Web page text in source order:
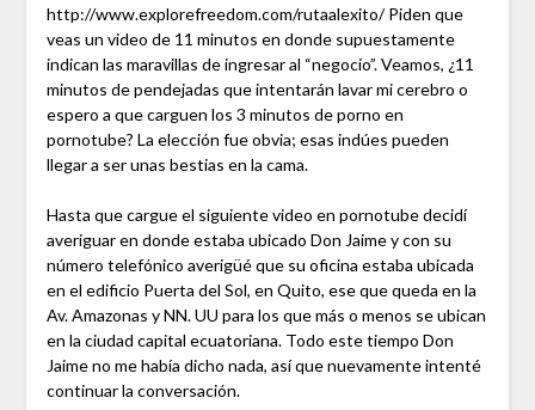
http://www.explorefreedom.com/rutaalexito/ Piden que
veas un video de 11 minutos en donde supuestamente
indican las maravillas de ingresar al “negocio”. Veamos, ¿11
minutos de pendejadas que intentarán lavar mi cerebro o
espero a que carguen los 3 minutos de porno en
pornotube? La elección fue obvia; esas indúes pueden
llegar a ser unas bestias en la cama.
Hasta que cargue el siguiente video en pornotube decidí
averiguar en donde estaba ubicado Don Jaime y con su
número telefónico averigüé que su oficina estaba ubicada
en el edificio Puerta del Sol, en Quito, ese que queda en la
Av. Amazonas y NN. UU para los que más o menos se ubican
en la ciudad capital ecuatoriana. Todo este tiempo Don
Jaime no me había dicho nada, así que nuevamente intenté
continuar la conversación.